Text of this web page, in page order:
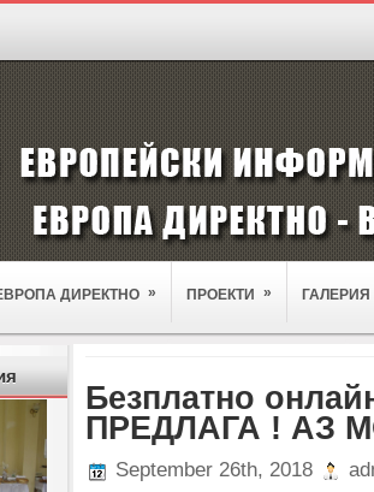
ДИРЕКТНО » ПРОЕКТИ » ГАЛЕРИЯ
Безплатно
ПРЕДЛАГА ! АЗ
September 26th, 2018